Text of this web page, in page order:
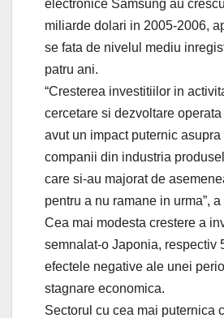
electronice Samsung au
miliarde dolari in 2005-2006,
se fata de nivelul mediu
patru ani.
“Cresterea investitiilor in
cercetare si dezvoltare
avut un impact puternic
companii din industria
care si-au majorat de
pentru a nu ramane in urma”,
Cea mai modesta crestere a
semnalat-o Japonia, respectiv
efectele negative ale unei
stagnare economica.
Sectorul cu cea mai puternica